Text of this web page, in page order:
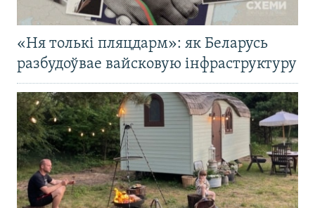
«Ня толькі пляцдарм»: як Беларусь
разбудоўвае вайсковую інфраструктуру